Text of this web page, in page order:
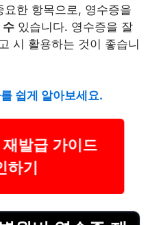
한 항목으로, 영수증을
수 있습니다. 영수증을 잘
시 활용하는 것이 좋습니
쉽게 알아보세요.
발급 가이드
하기